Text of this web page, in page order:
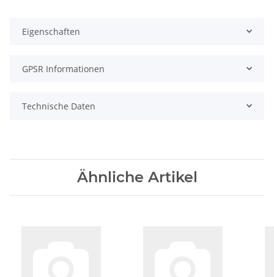
Eigenschaften
GPSR Informationen
Technische Daten
Ähnliche Artikel